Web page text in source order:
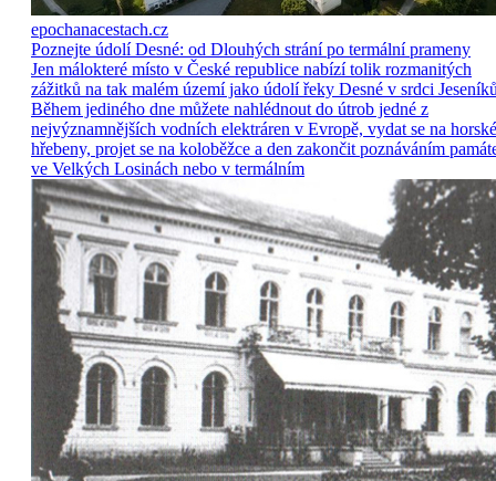
epochanacestach.cz
Poznejte údolí Desné: od Dlouhých strání po termální prameny
Jen málokteré místo v České republice nabízí tolik rozmanitých
zážitků na tak malém území jako údolí řeky Desné v srdci
Během jediného dne můžete nahlédnout do útrob jedné z
nejvýznamnějších vodních elektráren v Evropě, vydat se na horské
hřebeny, projet se na koloběžce a den zakončit poznáváním
ve Velkých Losinách nebo v termálním